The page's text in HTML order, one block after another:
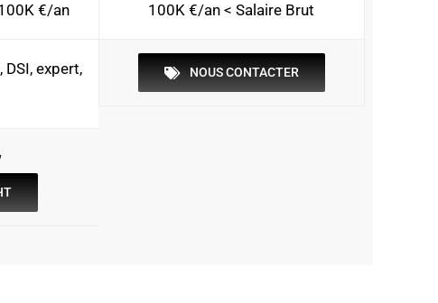
€/an
DSI, expert,
100K €/an < Salaire Brut
NOUS CONTACTER